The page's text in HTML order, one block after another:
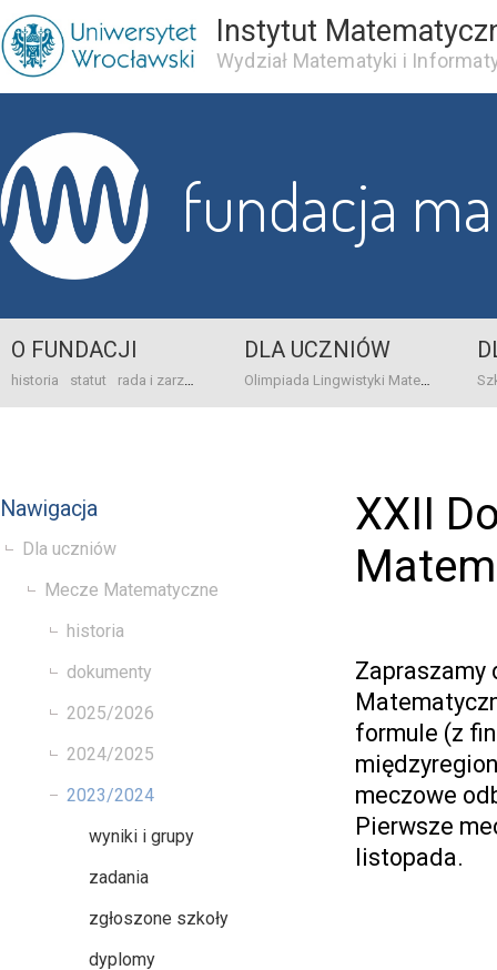
Instytut
Wydział Matematyki i
fundacja
O FUNDACJI
historia statut rada i zarząd dane bankowo-adresowe kontakt
DLA UCZNIÓW
Olimpiada Lingwistyki Matematycznej
Nawigacja
Dla uczniów
Mecze Matematyczne
historia
dokumenty
2025/2026
2024/2025
2023/2024
wyniki i grupy
zadania
zgłoszone szkoły
dyplomy
XXII
Zapraszamy
formule (z
meczowe
Pierwsze
listopada.